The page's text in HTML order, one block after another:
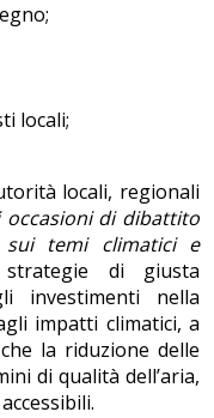
locali;
locali, regionali
occasioni di dibattito
temi climatici e
di giusta
investimenti nella
impatti climatici, a
la riduzione delle
di qualità dell’aria,